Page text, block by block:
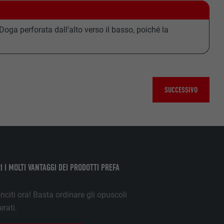
perforata dall'alto verso il basso, poiché la
SUCCESSIVO
I MOLTI VANTAGGI DEI PRODOTTI PREFA
ora! Basta ordinare gli opuscoli
agli
siti web.
non